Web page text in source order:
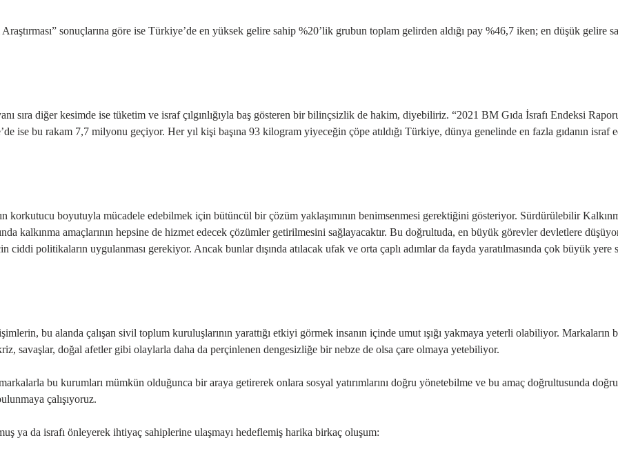
sonuçlarına göre ise Türkiye’de en yüksek gelire sahip %20’lik grubun toplam gelirden aldığı pay %46,7 iken; en düşük gelire
sıra diğer kesimde ise tüketim ve israf çılgınlığıyla baş gösteren bir bilinçsizlik de hakim, diyebiliriz. “2021 BM Gıda İsrafı Endeksi
ise bu rakam 7,7 milyonu geçiyor. Her yıl kişi başına 93 kilogram yiyeceğin çöpe atıldığı Türkiye, dünya genelinde en fazla gıdanın israf
korkutucu boyutuyla mücadele edebilmek için bütüncül bir çözüm yaklaşımının benimsenmesi gerektiğini gösteriyor. Sürdürülebilir
kalkınma amaçlarının hepsine de hizmet edecek çözümler getirilmesini sağlayacaktır. Bu doğrultuda, en büyük görevler devletlere
politikaların uygulanması gerekiyor. Ancak bunlar dışında atılacak ufak ve orta çaplı adımlar da fayda yaratılmasında çok büyük yere
bu alanda çalışan sivil toplum kuruluşlarının yarattığı etkiyi görmek insanın içinde umut ışığı yakmaya yeterli olabiliyor. Markaların
doğal afetler gibi olaylarla daha da perçinlenen dengesizliğe bir nebze de olsa çare olmaya yetebiliyor.
bu kurumları mümkün olduğunca bir araya getirerek onlara sosyal yatırımlarını doğru yönetebilme ve bu amaç doğrultusunda doğru
çalışıyoruz.
ya da israfı önleyerek ihtiyaç sahiplerine ulaşmayı hedeflemiş harika birkaç oluşum: